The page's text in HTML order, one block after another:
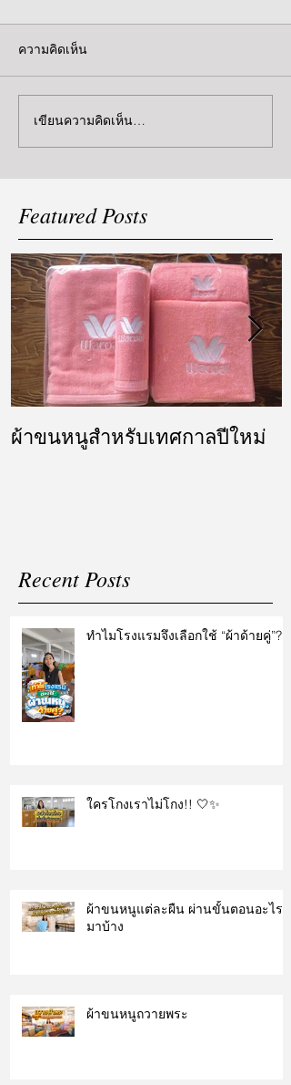
ความคิดเห็น
เขียนความคิดเห็น…
Featured Posts
ผ้าขนหนูสำหรับเทศกาลปีใหม่
Recent Posts
ทำไมโรงแรมจึงเลือกใช้ “ผ้าด้ายคู่”?
ใครโกงเราไม่โกง!! 🤍✨
ผ้าขนหนูแต่ละผืน ผ่านขั้นตอนอะไร
มาบ้าง
ผ้าขนหนูถวายพระ